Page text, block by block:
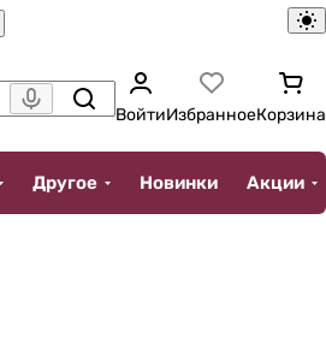
ВойтиИзбранноеКорзина
Другое Новинки Акции